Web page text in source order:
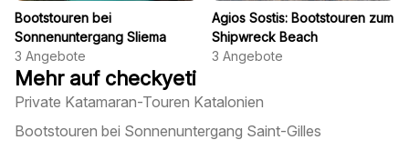
Bootstouren bei
Sonnenuntergang Sliema
3 Angebote
Agios Sostis: Bootstouren zum
Shipwreck Beach
3 Angebote
Mehr auf checkyeti
Private Katamaran-Touren Katalonien
Bootstouren bei Sonnenuntergang Saint-Gilles